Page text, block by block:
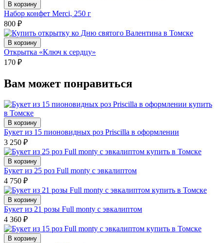
В корзину
Набор конфет Merci, 250 г
800 ₽
В корзину
Открытка «Ключ к сердцу»
170 ₽
Вам может понравиться
В корзину
Букет из 15 пионовидных роз Priscilla в оформлении
3 250 ₽
В корзину
Букет из 25 роз Full monty с эвкалиптом
4 750 ₽
В корзину
Букет из 21 розы Full monty с эвкалиптом
4 360 ₽
В корзину